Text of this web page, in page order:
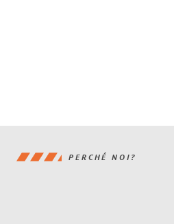
PERCHÉ NOI?